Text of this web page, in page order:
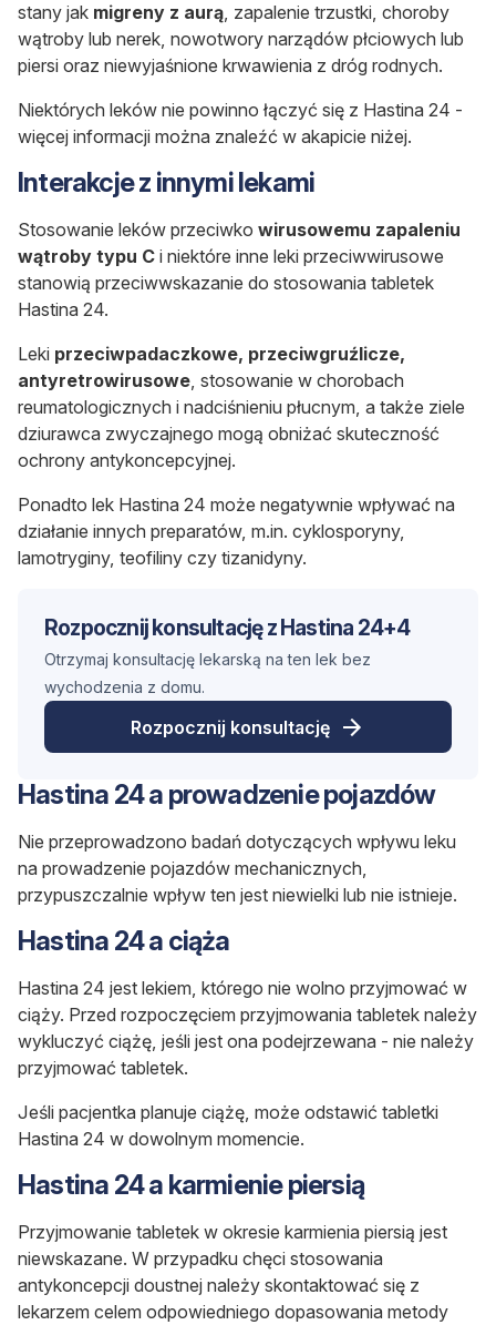
stany jak migreny z aurą, zapalenie trzustki, choroby
wątroby lub nerek, nowotwory narządów płciowych lub
piersi oraz niewyjaśnione krwawienia z dróg rodnych.
Niektórych leków nie powinno łączyć się z Hastina 24 -
więcej informacji można znaleźć w akapicie niżej.
Interakcje z innymi lekami
Stosowanie leków przeciwko wirusowemu zapaleniu
wątroby typu C i niektóre inne leki przeciwwirusowe
stanowią przeciwwskazanie do stosowania tabletek
Hastina 24.
Leki przeciwpadaczkowe, przeciwgruźlicze,
antyretrowirusowe, stosowanie w chorobach
reumatologicznych i nadciśnieniu płucnym, a także ziele
dziurawca zwyczajnego mogą obniżać skuteczność
ochrony antykoncepcyjnej.
Ponadto lek Hastina 24 może negatywnie wpływać na
działanie innych preparatów, m.in. cyklosporyny,
lamotryginy, teofiliny czy tizanidyny.
Rozpocznij konsultację z Hastina 24+4
Otrzymaj konsultację lekarską na ten lek bez
wychodzenia z domu.
Rozpocznij konsultację
Hastina 24 a prowadzenie pojazdów
Nie przeprowadzono badań dotyczących wpływu leku
na prowadzenie pojazdów mechanicznych,
przypuszczalnie wpływ ten jest niewielki lub nie istnieje.
Hastina 24 a ciąża
Hastina 24 jest lekiem, którego nie wolno przyjmować w
ciąży. Przed rozpoczęciem przyjmowania tabletek należy
wykluczyć ciążę, jeśli jest ona podejrzewana - nie należy
przyjmować tabletek.
Jeśli pacjentka planuje ciążę, może odstawić tabletki
Hastina 24 w dowolnym momencie.
Hastina 24 a karmienie piersią
Przyjmowanie tabletek w okresie karmienia piersią jest
niewskazane. W przypadku chęci stosowania
antykoncepcji doustnej należy skontaktować się z
lekarzem celem odpowiedniego dopasowania metody